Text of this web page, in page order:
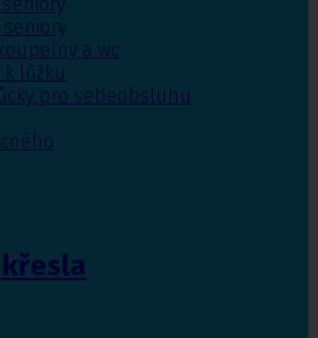
a wc
lůžku
pro sebeobsluhu